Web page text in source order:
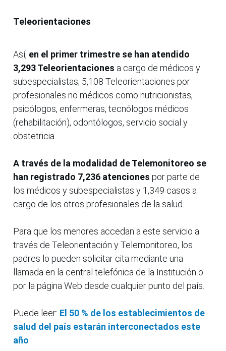
Teleorientaciones
Así, en el primer trimestre se han atendido
3,293 Teleorientaciones a cargo de médicos y
subespecialistas; 5,108 Teleorientaciones por
profesionales no médicos como nutricionistas,
psicólogos, enfermeras, tecnólogos médicos
(rehabilitación), odontólogos, servicio social y
obstetricia.
A través de la modalidad de Telemonitoreo se
han registrado 7,236 atenciones por parte de
los médicos y subespecialistas y 1,349 casos a
cargo de los otros profesionales de la salud.
Para que los menores accedan a este servicio a
través de Teleorientación y Telemonitoreo, los
padres lo pueden solicitar cita mediante una
llamada en la central telefónica de la Institución o
por la página Web desde cualquier punto del país.
Puede leer: El 50 % de los establecimientos de
salud del país estarán interconectados este
año